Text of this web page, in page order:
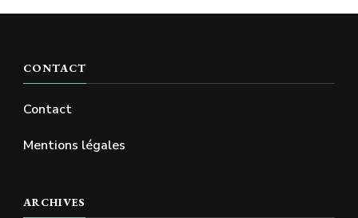
CONTACT
Contact
Mentions légales
ARCHIVES